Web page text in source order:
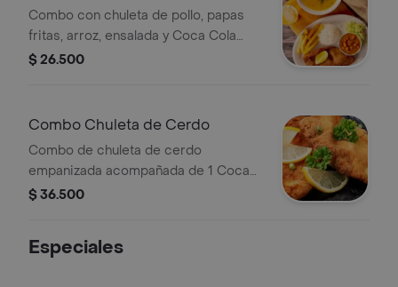
Combo con chuleta de pollo, papas
fritas, arroz, ensalada y Coca Cola
Original 400ml.
$ 26.500
Combo Chuleta de Cerdo
Combo de chuleta de cerdo
empanizada acompañada de 1 Coca
Cola Original 400ml.
$ 36.500
Especiales